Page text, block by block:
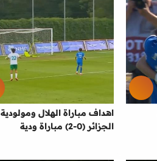
اهداف مباراة الهلال ومولودية
الجزائر (0-2) مباراة ودية